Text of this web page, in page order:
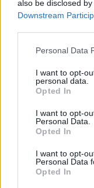
also be disclosed
Downstream
Personal Data
I want to opt-
personal data.
Opted In
I want to opt-
Personal Data.
Opted In
I want to opt-
Personal Data
Opted In